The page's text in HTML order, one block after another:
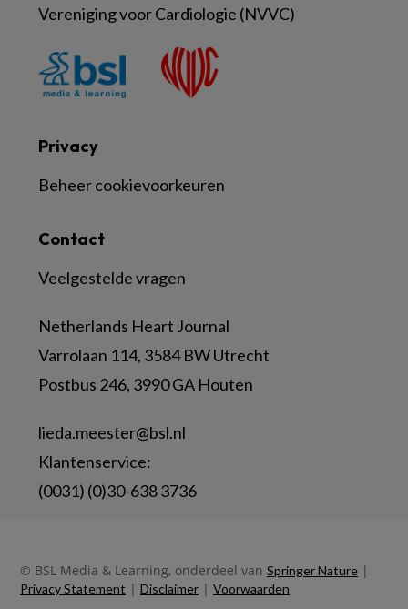
Contact
Veelgestelde vragen
Netherlands Heart Journal
Varrolaan 114, 3584 BW Utrecht
Postbus 246, 3990 GA Houten
lieda.meester@bsl.nl
Klantenservice:
(0031) (0)30-638 3736
Privacy
Beheer cookievoorkeuren
Vereniging voor Cardiologie (NVVC)
© BSL Media & Learning, onderdeel van Springer Nature |
Privacy Statement | Disclaimer | Voorwaarden